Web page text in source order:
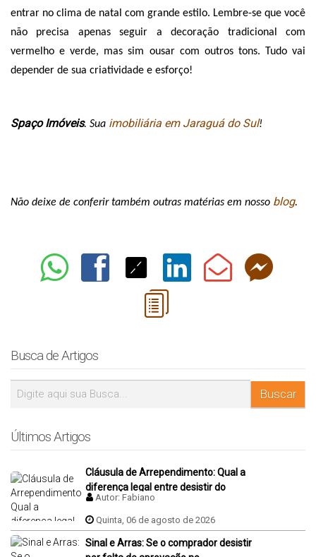
entrar no clima de natal com grande estilo. Lembre-se que você
não precisa apenas seguir a decoração tradicional com
vermelho e verde, mas sim ousar com outros tons. Tudo vai
depender de sua criatividade e esforço!
Spaço Imóveis. Sua imobiliária em Jaraguá do Sul!
Não deixe de conferir também outras matérias em nosso blog.
Busca de Artigos
Últimos Artigos
Cláusula de Arrependimento: Qual a
diferença legal entre desistir do
negócio antes e depois da assinatura
da promessa de compra e venda do
imóvel?
Autor: Fabiano
Quinta, 06 de agosto de 2026
Sinal e Arras: Se o comprador desistir